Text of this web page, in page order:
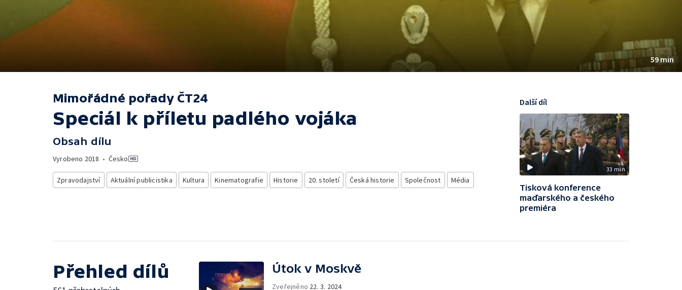
59 min
Mimořádné pořady ČT24
Speciál k příletu padlého vojáka
Obsah dílu
Vyrobeno 2018 • Česko
Zpravodajství Aktuální publicistika Kultura Kinematografie Historie 20. století Česká historie Společnost Média
33 min
Další díl
Tisková konference
maďarského a českého
premiéra
Přehled dílů Útok v Moskvě
Zveřejněno 22. 3. 2024